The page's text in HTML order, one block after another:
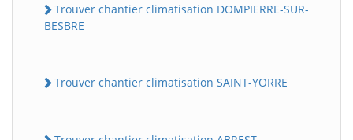
Trouver chantier climatisation DOMPIERRE-SUR-
BESBRE
Trouver chantier climatisation SAINT-YORRE